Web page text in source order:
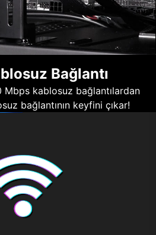
Bağlantı
kablosuz bağlantılardan
bağlantının keyfini çıkar!